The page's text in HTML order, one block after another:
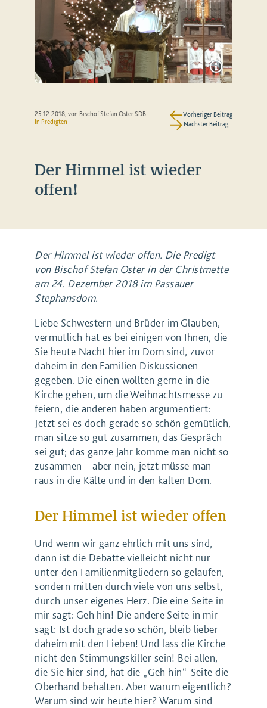
25.12.2018, von Bischof Stefan Oster SDB
In Predigten
Vorheriger Beitrag
Nächster Beitrag
Der Himmel ist wieder
offen!
Der Himmel ist wieder offen. Die Predigt
von Bischof Stefan Oster in der Christmette
am 24. Dezember 2018 im Passauer
Stephansdom.
Liebe Schwestern und Brüder im Glauben,
vermutlich hat es bei einigen von Ihnen, die
Sie heute Nacht hier im Dom sind, zuvor
daheim in den Familien Diskussionen
gegeben. Die einen wollten gerne in die
Kirche gehen, um die Weihnachtsmesse zu
feiern, die anderen haben argumentiert:
Jetzt sei es doch gerade so schön gemütlich,
man sitze so gut zusammen, das Gespräch
sei gut; das ganze Jahr komme man nicht so
zusammen – aber nein, jetzt müsse man
raus in die Kälte und in den kalten Dom.
Der Himmel ist wieder offen
Und wenn wir ganz ehrlich mit uns sind,
dann ist die Debatte vielleicht nicht nur
unter den Familienmitgliedern so gelaufen,
sondern mitten durch viele von uns selbst,
durch unser eigenes Herz. Die eine Seite in
mir sagt: Geh hin! Die andere Seite in mir
sagt: Ist doch grade so schön, bleib lieber
daheim mit den Lieben! Und lass die Kirche
nicht den Stimmungskiller sein! Bei allen,
die Sie hier sind, hat die „Geh hin“-Seite die
Oberhand behalten. Aber warum eigentlich?
Warum sind wir heute hier? Warum sind